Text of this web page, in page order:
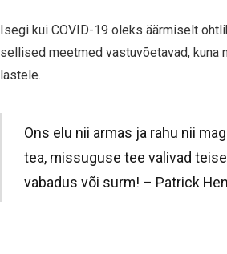
Isegi kui COVID-19 oleks äärmiselt
sellised meetmed vastuvõetavad, kuna
lastele.
Ons elu nii armas ja rahu nii
tea, missuguse tee valivad
vabadus või surm! – Patrick